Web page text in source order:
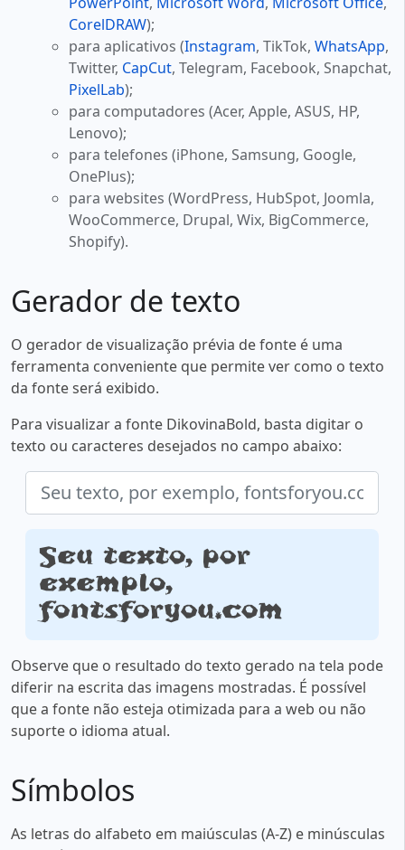
CorelDRAW);
para aplicativos (Instagram, TikTok, WhatsApp,
Twitter, CapCut, Telegram, Facebook, Snapchat,
PixelLab);
para computadores (Acer, Apple, ASUS, HP,
Lenovo);
para telefones (iPhone, Samsung, Google,
OnePlus);
para websites (WordPress, HubSpot, Joomla,
WooCommerce, Drupal, Wix, BigCommerce,
Shopify).
Gerador de texto
O gerador de visualização prévia de fonte é uma
ferramenta conveniente que permite ver como o texto
da fonte será exibido.
Para visualizar a fonte DikovinaBold, basta digitar o
texto ou caracteres desejados no campo abaixo:
Seu texto, por
exemplo,
fontsforyou.com
Observe que o resultado do texto gerado na tela pode
diferir na escrita das imagens mostradas. É possível
que a fonte não esteja otimizada para a web ou não
suporte o idioma atual.
Símbolos
As letras do alfabeto em maiúsculas (A-Z) e minúsculas